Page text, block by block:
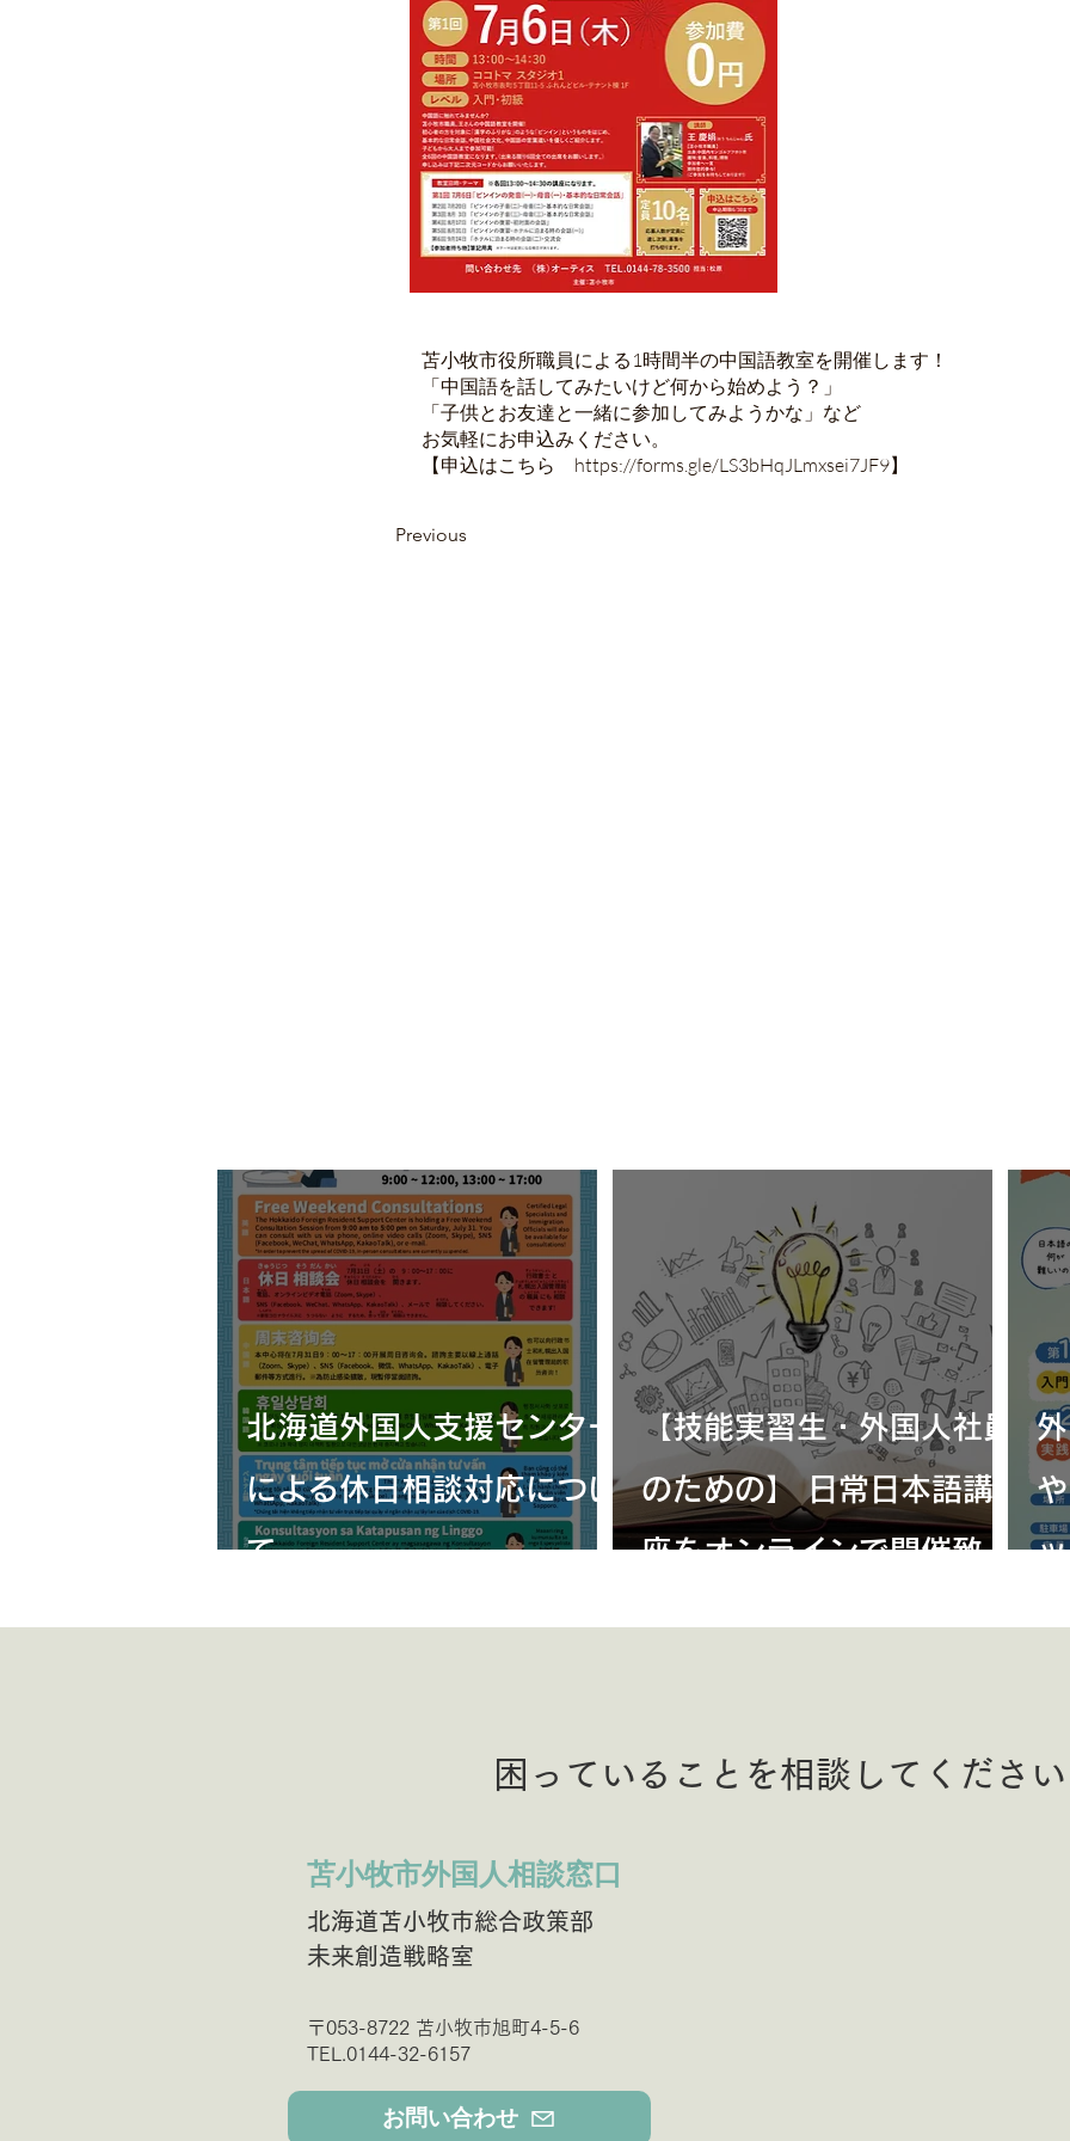
苫小牧市役所職員による1時間半の中国語教室を開催します！
「中国語を話してみたいけど何から始めよう？」
「子供とお友達と一緒に参加してみようかな」など
お気軽にお申込みください。
【申込はこちら https://forms.gle/LS3bHqJLmxsei7JF9】
Previous
北海道外国人支援センター
による休日相談対応につい
て
【技能実習生・外国人社員
のための】 日常日本語講
座をオンラインで開催致し
困っていることを相談してくださ
苫小牧市外国人相談窓口
北海道苫小牧市総合政策部
未来創造戦略室
〒053-8722 苫小牧市旭町4-5-6
TEL.0144-32-6157
お問い合わせ